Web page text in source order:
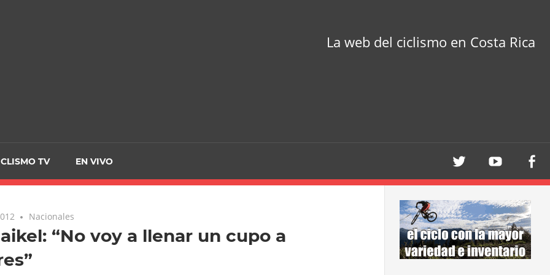
La web del ciclismo en Costa Rica
TV EN VIVO
Nacionales
“No voy a llenar un cupo a